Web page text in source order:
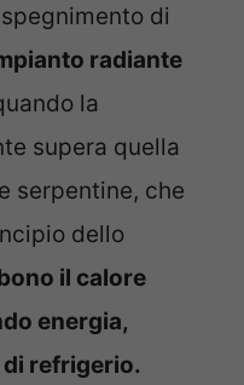
di
radiante
la
supera quella
serpentine, che
dello
il calore
energia,
refrigerio.